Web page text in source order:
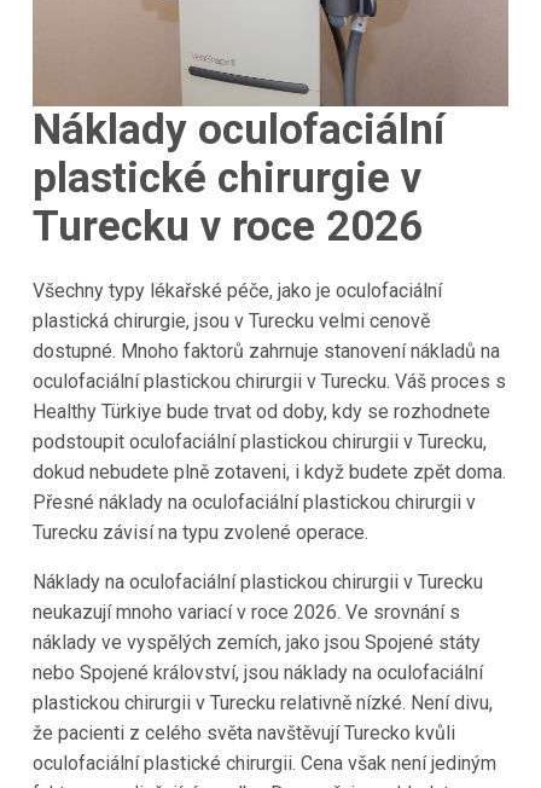
Náklady oculofaciální
plastické chirurgie v
Turecku v roce 2026
Všechny typy lékařské péče, jako je oculofaciální
plastická chirurgie, jsou v Turecku velmi cenově
dostupné. Mnoho faktorů zahrnuje stanovení nákladů na
oculofaciální plastickou chirurgii v Turecku. Váš proces s
Healthy Türkiye bude trvat od doby, kdy se rozhodnete
podstoupit oculofaciální plastickou chirurgii v Turecku,
dokud nebudete plně zotaveni, i když budete zpět doma.
Přesné náklady na oculofaciální plastickou chirurgii v
Turecku závisí na typu zvolené operace.
Náklady na oculofaciální plastickou chirurgii v Turecku
neukazují mnoho variací v roce 2026. Ve srovnání s
náklady ve vyspělých zemích, jako jsou Spojené státy
nebo Spojené království, jsou náklady na oculofaciální
plastickou chirurgii v Turecku relativně nízké. Není divu,
že pacienti z celého světa navštěvují Turecko kvůli
oculofaciální plastické chirurgii. Cena však není jediným